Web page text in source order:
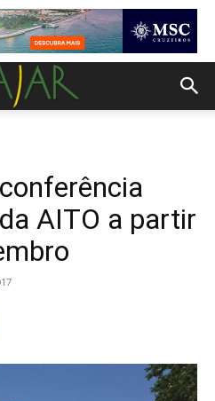
AITO a partir